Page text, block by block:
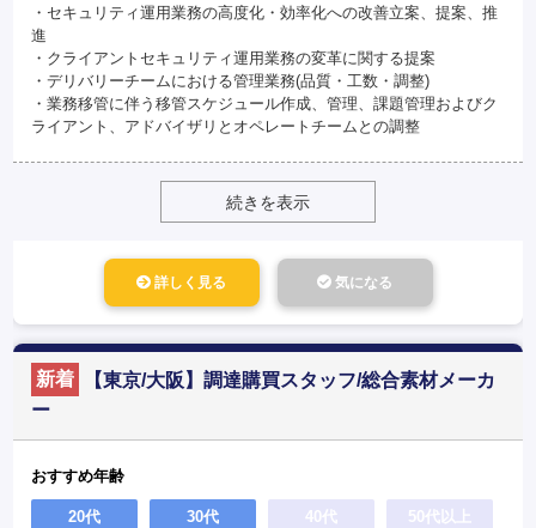
・セキュリティ運用業務の高度化・効率化への改善立案、提案、推
進
・クライアントセキュリティ運用業務の変革に関する提案
・デリバリーチームにおける管理業務(品質・工数・調整)
・業務移管に伴う移管スケジュール作成、管理、課題管理およびク
ライアント、アドバイザリとオペレートチームとの調整
続きを表示
詳しく見る 気になる
新着
【東京/大阪】調達購買スタッフ/総合素材メーカ
ー
おすすめ年齢
20代 30代 40代 50代以上